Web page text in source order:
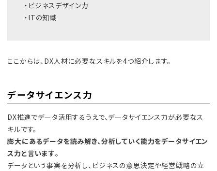
・ビジネスデザイン力
・ITの知識
ここからは、DX人材に必要なスキルを4つ紹介します。
データサイエンス力
DX推進でデータ活用するうえで、データサイエンス力が必要なス
キルです。
膨大にあるデータを読み解き、分析していく能力をデータサイエン
ス力と言います。
データという事実を分析し、ビジネスの意思決定や経営戦略の立